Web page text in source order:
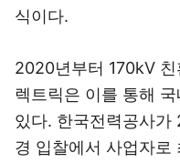
식이다.
2020년부터 170kV 친
렉트릭은 이를 통해
있다. 한국전력공사
경 입찰에서 사업자로